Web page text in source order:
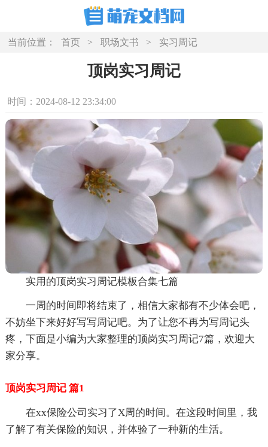
当前位置： 首页 > 职场文书 > 实习周记
顶岗实习周记
时间：2024-08-12 23:34:00
实用的顶岗实习周记模板合集七篇
一周的时间即将结束了，相信大家都有不少体会吧，
不妨坐下来好好写写周记吧。为了让您不再为写周记头
疼，下面是小编为大家整理的顶岗实习周记7篇，欢迎大
家分享。
顶岗实习周记 篇1
在xx保险公司实习了X周的时间。在这段时间里，我
了解了有关保险的知识，并体验了一种新的生活。